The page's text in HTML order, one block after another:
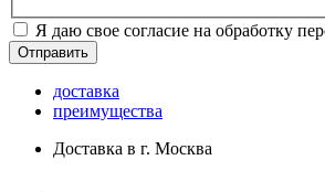
Я даю свое согласие на обработку
доставка
преимущества
Доставка в г. Москва